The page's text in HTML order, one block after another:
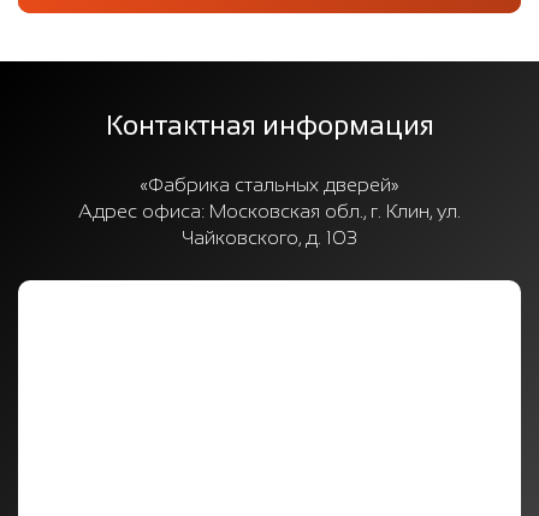
Контактная информация
«Фабрика стальных дверей»
Адрес офиса: Московская обл., г. Клин, ул.
Чайковского, д. 103